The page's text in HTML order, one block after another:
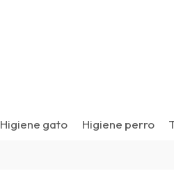
Higiene gato Higiene perro